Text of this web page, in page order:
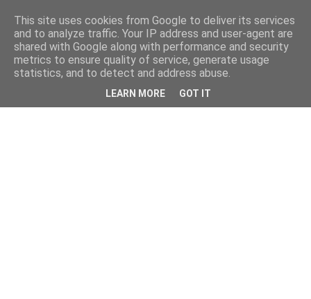
This site uses cookies from Google to deliver its services
and to analyze traffic. Your IP address and user-agent are
shared with Google along with performance and security
metrics to ensure quality of service, generate usage
statistics, and to detect and address abuse.
LEARN MORE GOT IT